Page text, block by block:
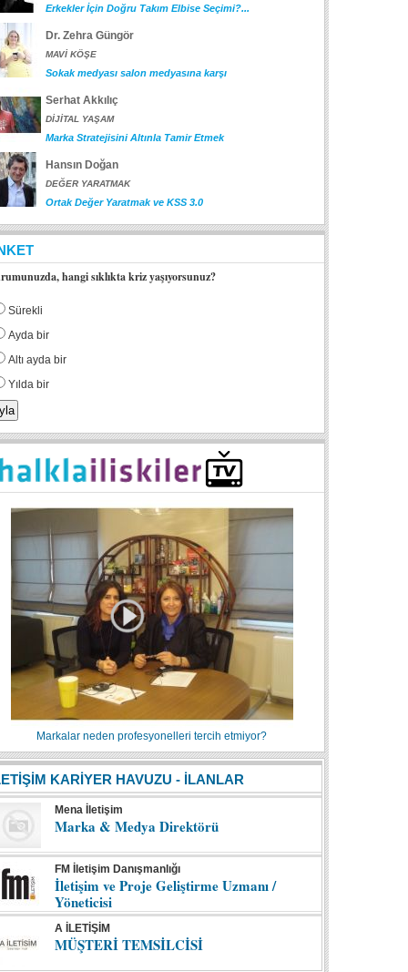
Erkekler İçin Doğru Takım Elbise Seçimi?...
Dr. Zehra Güngör
MAVİ KÖŞE
Sokak medyası salon medyasına karşı
Serhat Akkılıç
DİJİTAL YAŞAM
Marka Stratejisini Altınla Tamir Etmek
Hansın Doğan
DEĞER YARATMAK
Ortak Değer Yaratmak ve KSS 3.0
hangi sıklıkta kriz yaşıyorsunuz?
Sürekli
Ayda bir
Altı ayda bir
Yılda bir
Markalar neden profesyonelleri tercih etmiyor?
KARİYER HAVUZU - İLANLAR
Mena İletişim
Marka & Medya Direktörü
FM İletişim Danışmanlığı
İletişim ve Proje Geliştirme Uzmanı /
Yöneticisi
A İLETİŞİM
MÜŞTERİ TEMSİLCİSİ